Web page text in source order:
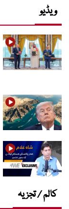
ویڈیو
کالم / تجزیہ